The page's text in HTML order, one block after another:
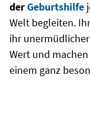
derGeburtshilfe
Welt begleiten.
ihr
Wert und
einem ganz